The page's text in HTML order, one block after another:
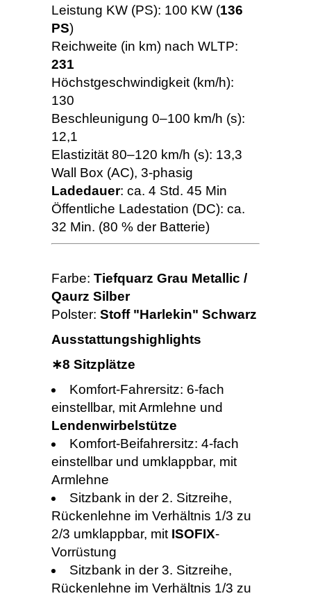
Leistung KW (PS): 100 KW (136
PS)
Reichweite (in km) nach WLTP:
231
Höchstgeschwindigkeit (km/h):
130
Beschleunigung 0–100 km/h (s):
12,1
Elastizität 80–120 km/h (s): 13,3
Wall Box (AC), 3-phasig
Ladedauer: ca. 4 Std. 45 Min
Öffentliche Ladestation (DC): ca.
32 Min. (80 % der Batterie)
Farbe: Tiefquarz Grau Metallic /
Qaurz Silber
Polster: Stoff "Harlekin" Schwarz
Ausstattungshighlights
∗8 Sitzplätze
Komfort-Fahrersitz: 6-fach
einstellbar, mit Armlehne und
Lendenwirbelstütze
Komfort-Beifahrersitz: 4-fach
einstellbar und umklappbar, mit
Armlehne
Sitzbank in der 2. Sitzreihe,
Rückenlehne im Verhältnis 1/3 zu
2/3 umklappbar, mit ISOFIX-
Vorrüstung
Sitzbank in der 3. Sitzreihe,
Rückenlehne im Verhältnis 1/3 zu